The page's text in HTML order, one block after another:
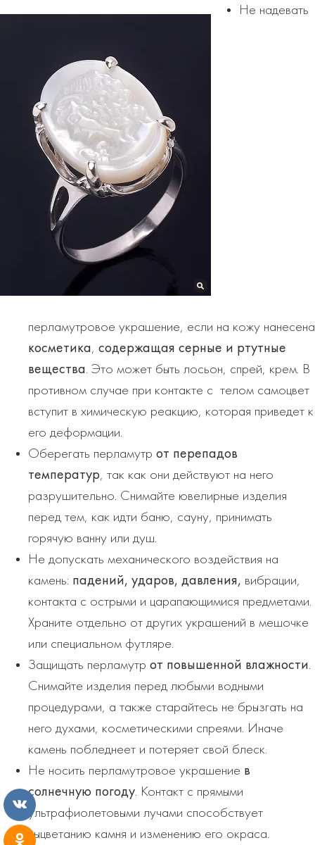
Не надевать
перламутровое украшение, если на кожу нанесена
косметика, содержащая серные и ртутные
вещества. Это может быть лосьон, спрей, крем. В
противном случае при контакте с телом самоцвет
вступит в химическую реакцию, которая приведет к
его деформации.
Оберегать перламутр от перепадов
температур, так как они действуют на него
разрушительно. Снимайте ювелирные изделия
перед тем, как идти баню, сауну, принимать
горячую ванну или душ.
Не допускать механического воздействия на
камень: падений, ударов, давления, вибрации,
контакта с острыми и царапающимися предметами.
Храните отдельно от других украшений в мешочке
или специальном футляре.
Защищать перламутр от повышенной влажности.
Снимайте изделия перед любыми водными
процедурами, а также старайтесь не брызгать на
него духами, косметическими спреями. Иначе
камень побледнеет и потеряет свой блеск.
Не носить перламутровое украшение в
солнечную погоду. Контакт с прямыми
ультрафиолетовыми лучами способствует
выцветанию камня и изменению его окраса.